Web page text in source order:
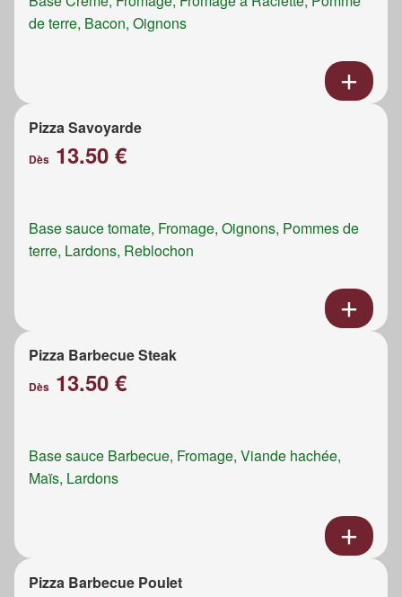
de terre, Bacon, Oignons
Pizza Savoyarde
Dès 13.50 €
Base sauce tomate, Fromage, Oignons, Pommes de
terre, Lardons, Reblochon
Pizza Barbecue Steak
Dès 13.50 €
Base sauce Barbecue, Fromage, Viande hachée,
Maïs, Lardons
Pizza Barbecue Poulet